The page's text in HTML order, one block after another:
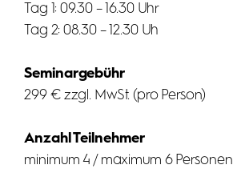
Tag 1: 09.30 – 16.30 Uhr
Tag 2: 08.30 – 12.30 Uh
Seminargebühr
299 € zzgl. MwSt. (pro Person)
Anzahl Teilnehmer
minimum 4 / maximum 6 Personen